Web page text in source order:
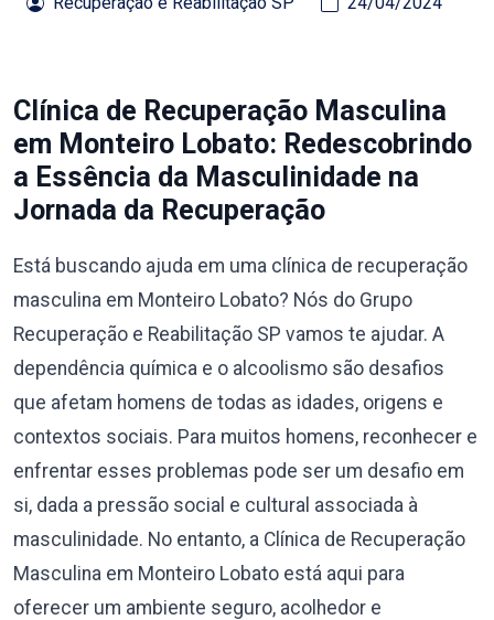
Clínica de Recuperação Masculina
em Monteiro Lobato: Redescobrindo
a Essência da Masculinidade na
Jornada da Recuperação
Está buscando ajuda em uma clínica de recuperação
masculina em Monteiro Lobato? Nós do Grupo
Recuperação e Reabilitação SP vamos te ajudar. A
dependência química e o alcoolismo são desafios
que afetam homens de todas as idades, origens e
contextos sociais. Para muitos homens, reconhecer e
enfrentar esses problemas pode ser um desafio em
si, dada a pressão social e cultural associada à
masculinidade. No entanto, a Clínica de Recuperação
Masculina em Monteiro Lobato está aqui para
oferecer um ambiente seguro, acolhedor e